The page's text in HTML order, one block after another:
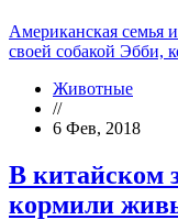
Американская семья
своей собакой Эбби,
Животные
//
6 Фев, 2018
В китайском
кормили